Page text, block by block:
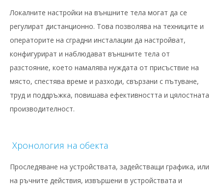
Локалните настройки на външните тела могат да се
регулират дистанционно. Това позволява на техниците и
операторите на сградни инсталации да настройват,
конфигурират и наблюдават външните тела от
разстояние, което намалява нуждата от присъствие на
място, спестява време и разходи, свързани с пътуване,
труд и поддръжка, повишава ефективността и цялостната
производителност.
Хронология на обекта
Проследяване на устройствата, задействащи графика, или
на ръчните действия, извършени в устройствата и